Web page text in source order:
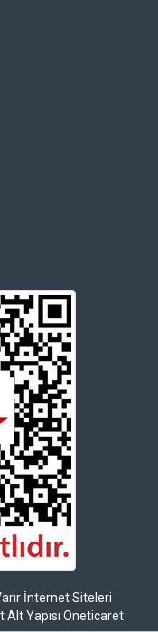
İnternet Siteleri
Alt Yapısı Oneticaret